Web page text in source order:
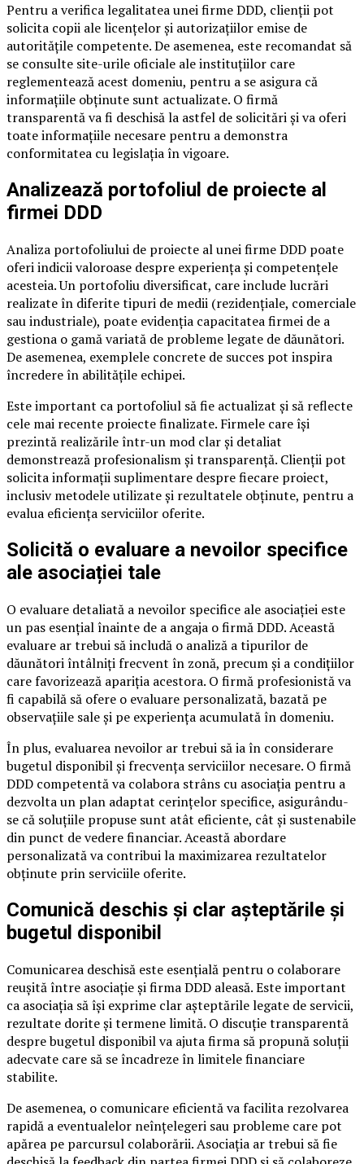
Pentru a verifica legalitatea unei firme DDD, clienții pot
solicita copii ale licențelor și autorizațiilor emise de
autoritățile competente. De asemenea, este recomandat să
se consulte site-urile oficiale ale instituțiilor care
reglementează acest domeniu, pentru a se asigura că
informațiile obținute sunt actualizate. O firmă
transparentă va fi deschisă la astfel de solicitări și va oferi
toate informațiile necesare pentru a demonstra
conformitatea cu legislația în vigoare.
Analizează portofoliul de proiecte al
firmei DDD
Analiza portofoliului de proiecte al unei firme DDD poate
oferi indicii valoroase despre experiența și competențele
acesteia. Un portofoliu diversificat, care include lucrări
realizate în diferite tipuri de medii (rezidențiale, comerciale
sau industriale), poate evidenția capacitatea firmei de a
gestiona o gamă variată de probleme legate de dăunători.
De asemenea, exemplele concrete de succes pot inspira
încredere în abilitățile echipei.
Este important ca portofoliul să fie actualizat și să reflecte
cele mai recente proiecte finalizate. Firmele care își
prezintă realizările într-un mod clar și detaliat
demonstrează profesionalism și transparență. Clienții pot
solicita informații suplimentare despre fiecare proiect,
inclusiv metodele utilizate și rezultatele obținute, pentru a
evalua eficiența serviciilor oferite.
Solicită o evaluare a nevoilor specifice
ale asociației tale
O evaluare detaliată a nevoilor specifice ale asociației este
un pas esențial înainte de a angaja o firmă DDD. Această
evaluare ar trebui să includă o analiză a tipurilor de
dăunători întâlniți frecvent în zonă, precum și a condițiilor
care favorizează apariția acestora. O firmă profesionistă va
fi capabilă să ofere o evaluare personalizată, bazată pe
observațiile sale și pe experiența acumulată în domeniu.
În plus, evaluarea nevoilor ar trebui să ia în considerare
bugetul disponibil și frecvența serviciilor necesare. O firmă
DDD competentă va colabora strâns cu asociația pentru a
dezvolta un plan adaptat cerințelor specifice, asigurându-
se că soluțiile propuse sunt atât eficiente, cât și sustenabile
din punct de vedere financiar. Această abordare
personalizată va contribui la maximizarea rezultatelor
obținute prin serviciile oferite.
Comunică deschis și clar așteptările și
bugetul disponibil
Comunicarea deschisă este esențială pentru o colaborare
reușită între asociație și firma DDD aleasă. Este important
ca asociația să își exprime clar așteptările legate de servicii,
rezultate dorite și termene limită. O discuție transparentă
despre bugetul disponibil va ajuta firma să propună soluții
adecvate care să se încadreze în limitele financiare
stabilite.
De asemenea, o comunicare eficientă va facilita rezolvarea
rapidă a eventualelor neînțelegeri sau probleme care pot
apărea pe parcursul colaborării. Asociația ar trebui să fie